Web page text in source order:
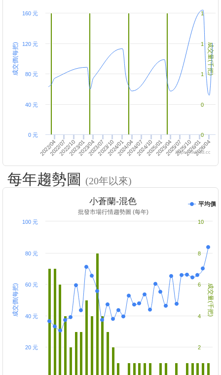
成交價(每把) 成交量(千把)
2022/042022/072022/102023/012023/042023/072023/102024/012024/042024/072024/102025/012025/042025/072025/102026/012026/04
0 元
40 元
80 元
120 元
160 元
0
0
1
1
1
https://twfood.cc
每年趨勢圖 (20年以來)
成交價(每把) 成交量(千把)
小蒼蘭-混色
批發市場行情趨勢圖 (每年)
平均價
20 元
40 元
60 元
80 元
100 元
2
4
6
8
10